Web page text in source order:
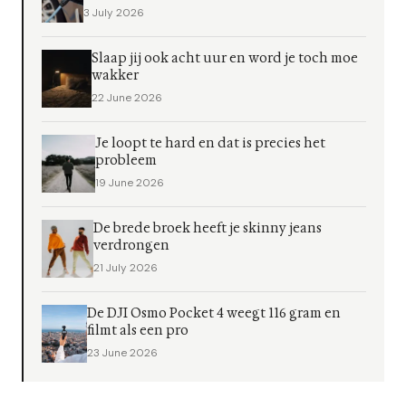
3 July 2026
Slaap jij ook acht uur en word je toch moe
wakker
22 June 2026
Je loopt te hard en dat is precies het
probleem
19 June 2026
De brede broek heeft je skinny jeans
verdrongen
21 July 2026
De DJI Osmo Pocket 4 weegt 116 gram en
filmt als een pro
23 June 2026